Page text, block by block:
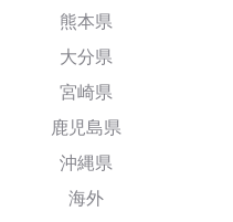
熊本県
大分県
宮崎県
鹿児島県
沖縄県
海外